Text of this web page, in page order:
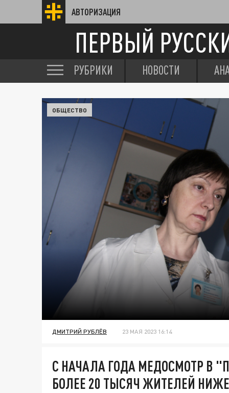
АВТОРИЗАЦИЯ
ПЕРВЫЙ
РУБРИКИ НОВОСТИ
ОБЩЕСТВО
ДМИТРИЙ РУБЛЁВ 23 МАЯ 2023 16:14
С НАЧАЛА ГОДА МЕДОСМОТР В
БОЛЕЕ 20 ТЫСЯЧ ЖИТЕЛЕЙ